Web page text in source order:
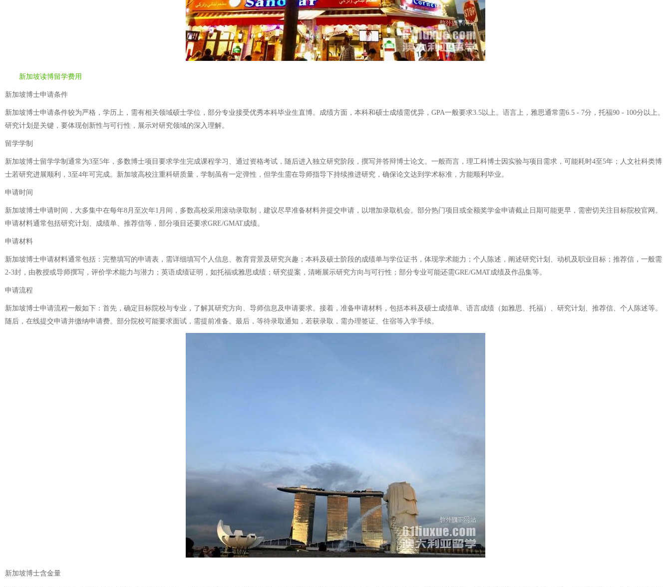
新加坡读博留学费用
新加坡博士申请条件
新加坡博士申请条件较为严格，学历上，需有相关领域硕士学位，部分专业接受优秀本科毕业生直博。成绩方面，本科和硕士成绩需优异，GPA一般要求3.5以上。语言上，雅思通常需6.5 - 7分，托福90 - 100分以上。
研究计划是关键，要体现创新性与可行性，展示对研究领域的深入理解。
留学学制
新加坡博士留学学制通常为3至5年，多数博士项目要求学生完成课程学习、通过资格考试，随后进入独立研究阶段，撰写并答辩博士论文。一般而言，理工科博士因实验与项目需求，可能耗时4至5年；人文社科类博
士若研究进展顺利，3至4年可完成。新加坡高校注重科研质量，学制虽有一定弹性，但学生需在导师指导下持续推进研究，确保论文达到学术标准，方能顺利毕业。
申请时间
新加坡博士申请时间，大多集中在每年8月至次年1月间，多数高校采用滚动录取制，建议尽早准备材料并提交申请，以增加录取机会。部分热门项目或全额奖学金申请截止日期可能更早，需密切关注目标院校官网。
申请材料通常包括研究计划、成绩单、推荐信等，部分项目还要求GRE/GMAT成绩。
申请材料
新加坡博士申请材料通常包括：完整填写的申请表，需详细填写个人信息、教育背景及研究兴趣；本科及硕士阶段的成绩单与学位证书，体现学术能力；个人陈述，阐述研究计划、动机及职业目标；推荐信，一般需
2-3封，由教授或导师撰写，评价学术能力与潜力；英语成绩证明，如托福或雅思成绩；研究提案，清晰展示研究方向与可行性；部分专业可能还需GRE/GMAT成绩及作品集等。
申请流程
新加坡博士申请流程一般如下：首先，确定目标院校与专业，了解其研究方向、导师信息及申请要求。接着，准备申请材料，包括本科及硕士成绩单、语言成绩（如雅思、托福）、研究计划、推荐信、个人陈述等。
随后，在线提交申请并缴纳申请费。部分院校可能要求面试，需提前准备。最后，等待录取通知，若获录取，需办理签证、住宿等入学手续。
新加坡博士含金量